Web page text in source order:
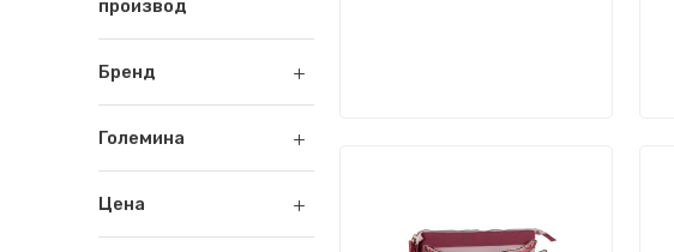
производ
Бренд
Големина
Цена